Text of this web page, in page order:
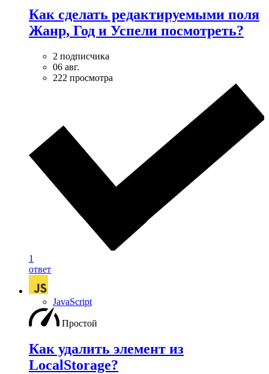
Как сделать редактируемыми поля
Жанр, Год и Успели посмотреть?
2 подписчика
06 авг.
222 просмотра
1
ответ
JavaScript
Простой
Как удалить элемент из
LocalStorage?